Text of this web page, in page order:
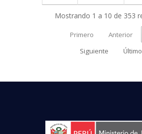
Mostrando 1 a 10 de 353
Primero Anterior
Siguiente
Último